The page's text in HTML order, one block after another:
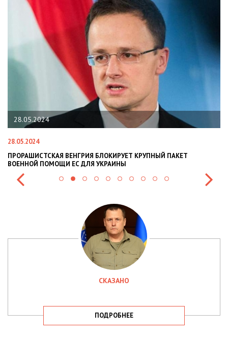
КРУПНЫЙ ПАКЕТ
22.01.2024
НАЦПОЛІЦІЯ ЛЯКАЄ ГРОМАДЯН
СИТУАЦІЇ В РАЗІ МОБІЛІЗАЦІЇ
СКАЗАНО
ПОДРОБНЕЕ